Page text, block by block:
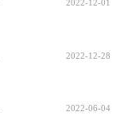
2022-12-01
2022-12-28
2022-06-04